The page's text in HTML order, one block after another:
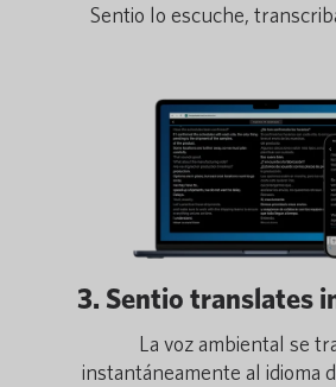
Sentio lo escuche,
3. Sentio translates
La voz ambiental se
instantáneamente al idioma